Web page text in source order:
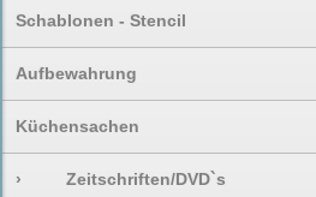
Schablonen - Stencil
Aufbewahrung
Küchensachen
› Zeitschriften/DVD`s